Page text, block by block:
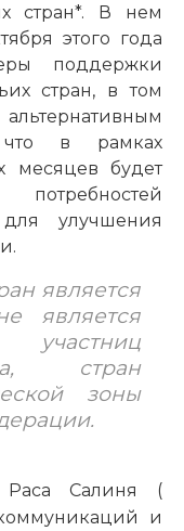
стран*. В нем
этого года
поддержки
стран, в том
что в рамках
месяцев будет
улучшения
является
является
стран
зоны
Раса Салиня (
и